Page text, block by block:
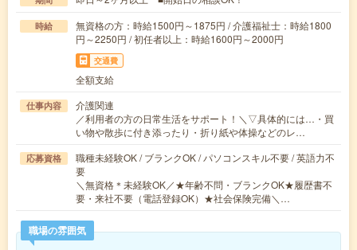
時給
無資格の方：時給1500円～1875円 / 介護福祉士：時給1800
円～2250円 / 初任者以上：時給1600円～2000円
交通費
全額支給
仕事内容
介護関連
／利用者の方の日常生活をサポート！＼▽具体的には…・買
い物や散歩に付き添ったり・折り紙や体操などのレ…
応募資格
職種未経験OK / ブランクOK / パソコンスキル不要 / 英語力不
要
＼無資格＊未経験OK／★年齢不問・ブランクOK★履歴書不
要・来社不要（電話登録OK）★社会保険完備＼…
職場の雰囲気